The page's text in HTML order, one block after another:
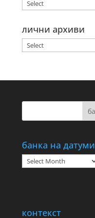
лични архиви
банка на датуми
банка
на
контекст